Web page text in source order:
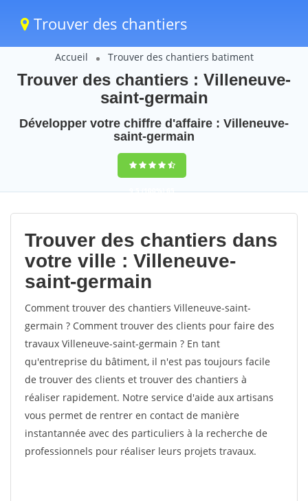
Trouver des chantiers
Accueil Trouver des chantiers batiment
Trouver des chantiers : Villeneuve-
saint-germain
Développer votre chiffre d'affaire : Villeneuve-
saint-germain
9,5(100%)65
votes
Trouver des chantiers dans
votre ville : Villeneuve-
saint-germain
Comment trouver des chantiers Villeneuve-saint-
germain ? Comment trouver des clients pour faire des
travaux Villeneuve-saint-germain ? En tant
qu'entreprise du bâtiment, il n'est pas toujours facile
de trouver des clients et trouver des chantiers à
réaliser rapidement. Notre service d'aide aux artisans
vous permet de rentrer en contact de manière
instantannée avec des particuliers à la recherche de
professionnels pour réaliser leurs projets travaux.